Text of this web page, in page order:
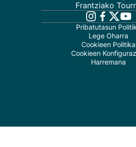
Frantziako
Pribatutasun
Lege Oharra
Cookieen Politika
Cookieen
Harremana